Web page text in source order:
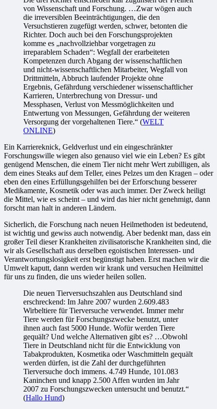
von Wissenschaft und Forschung. …Zwar wögen auch
die irreversiblen Beeinträchtigungen, die den
Versuchstieren zugefügt werden, schwer, betonten die
Richter. Doch auch bei den Forschungsprojekten
komme es „nachvollziehbar vorgetragen zu
irreparablem Schaden“: Wegfall der erarbeiteten
Kompetenzen durch Abgang der wissenschaftlichen
und nicht-wissenschaftlichen Mitarbeiter, Wegfall von
Drittmitteln, Abbruch laufender Projekte ohne
Ergebnis, Gefährdung verschiedener wissenschaftlicher
Karrieren, Unterbrechung von Dressur- und
Messphasen, Verlust von Messmöglichkeiten und
Entwertung von Messungen, Gefährdung der weiteren
Versorgung der vorgehaltenen Tiere.“ (WELT
ONLINE)
Ein Karriereknick, Geldverlust und ein eingeschränkter
Forschungswille wiegen also genauso viel wie ein Leben? Es gibt
genügend Menschen, die einem Tier nicht mehr Wert zubilligen, als
dem eines Steaks auf dem Teller, eines Pelzes um den Kragen – oder
eben den eines Erfüllungsgehilfen bei der Erforschung besserer
Medikamente, Kosmetik oder was auch immer. Der Zweck heiligt
die Mittel, wie es scheint – und wird das hier nicht genehmigt, dann
forscht man halt in anderen Ländern.
Sicherlich, die Forschung nach neuen Heilmethoden ist bedeutend,
ist wichtig und gewiss auch notwendig. Aber bedenkt man, dass ein
großer Teil dieser Krankheiten zivilisatorische Krankheiten sind, die
wir als Gesellschaft aus derselben egoistischen Interessen- und
Verantwortungslosigkeit erst begünstigt haben. Erst machen wir die
Umwelt kaputt, dann werden wir krank und versuchen Heilmittel
für uns zu finden, die uns wieder heilen sollen.
Die neuen Tierversuchszahlen aus Deutschland sind
erschreckend: Im Jahre 2007 wurden 2.609.483
Wirbeltiere für Tierversuche verwendet. Immer mehr
Tiere werden für Forschungszwecke benutzt, unter
ihnen auch fast 5000 Hunde. Wofür werden Tiere
gequält? Und welche Alternativen gibt es? …Obwohl
Tiere in Deutschland nicht für die Entwicklung von
Tabakprodukten, Kosmetika oder Waschmitteln gequält
werden dürfen, ist die Zahl der durchgeführten
Tierversuche doch immens. 4.749 Hunde, 101.083
Kaninchen und knapp 2.500 Affen wurden im Jahr
2007 zu Forschungszwecken untersucht und benutzt.“
(Hallo Hund)